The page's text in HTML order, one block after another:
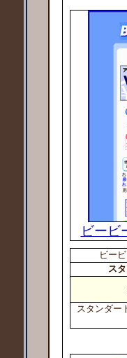
ビービ
ビー
ス
スタンダー